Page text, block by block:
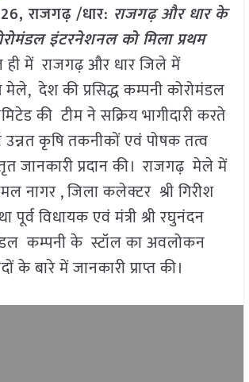
राजगढ़ /धार: राजगढ़ और धार के
इंटरनेशनल को मिला प्रथम
ही में राजगढ़ और धार जिले में
देश की प्रसिद्ध कम्पनी कोरोमंडल
की टीम ने सक्रिय भागीदारी करते
उन्नत कृषि तकनीकों एवं पोषक तत्व
जानकारी प्रदान की। राजगढ़ मेले में
नागर , जिला कलेक्टर श्री गिरीश
पूर्व विधायक एवं मंत्री श्री रघुनंदन
कम्पनी के स्टॉल का अवलोकन
के बारे में जानकारी प्राप्त की।